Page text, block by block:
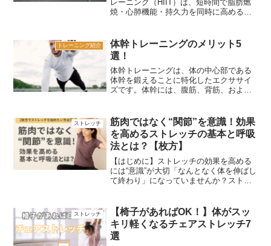
レーニング（HIIT）は、短時間で脂肪燃
焼・心肺機能・持久力を同時に高める効
しよう！
トレーニング紹介
体幹トレーニングのメリット5
選！
体幹トレーニングは、体の中心部である
体幹を鍛えることに特化したエクササイ
ズです。体幹には、腹筋、背筋、および
定し、怪我のリスクが減少します。今回
は、体幹トレーニングの効...
ストレッチ
筋肉ではなく“関節”を意識！効果
を高めるストレッチの基本と呼吸
法とは？【枚方】
【はじめに】ストレッチの効果を高める
には“意識”が大切「なんとなく体を伸ばし
て終わり」になっていませんか？ストレ
にとても重要です。でも、その効果を大
きく左右するのが「意...
ストレッチ
【椅子があればOK！】体がスッ
キリ軽くなるチェアストレッチ7
選